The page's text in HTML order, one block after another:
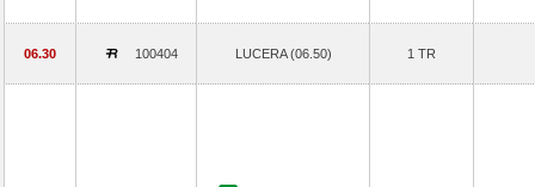
06.30 100404 LUCERA (06.50) 1 TR